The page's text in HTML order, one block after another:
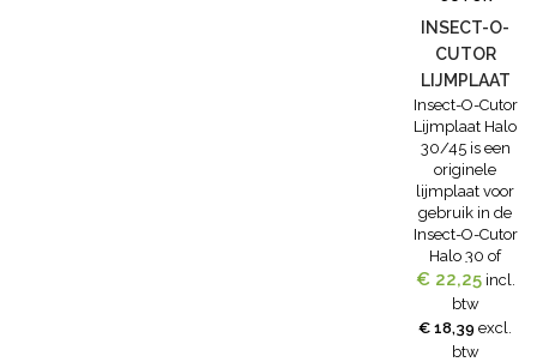
INSECT-O-
CUTOR
LIJMPLAAT
HALO 30/45
Insect-O-Cutor
Lijmplaat Halo
30/45 is een
originele
lijmplaat voor
gebruik in de
Insect-O-Cutor
Halo 30 of
Insect-O-Cutor
Halo 45. De
speciale lijm
behoudt lang
€ 22,25 incl.
btw
€ 18,39 excl.
btw